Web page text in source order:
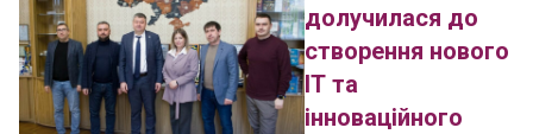
долучилася до
створення нового
ІТ та
інноваційного